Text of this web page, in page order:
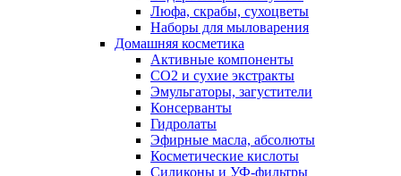
Люфа, скрабы, сухоцветы
Наборы для мыловарения
Домашняя косметика
Активные компоненты
СО2 и сухие экстракты
Эмульгаторы, загустители
Консерванты
Гидролаты
Эфирные масла, абсолюты
Косметические кислоты
Силиконы и УФ-фильтры